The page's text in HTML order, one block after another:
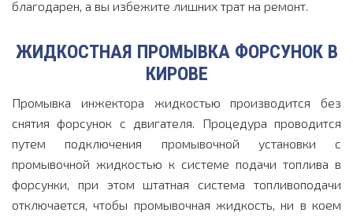
благодарен, а вы избежите лишних трат на ремонт.
ЖИДКОСТНАЯ ПРОМЫВКА ФОРСУНОК В
КИРОВЕ
Промывка инжектора жидкостью производится без
снятия форсунок с двигателя. Процедура проводится
путем подключения промывочной установки с
промывочной жидкостью к системе подачи топлива в
форсунки, при этом штатная система топливоподачи
отключается, чтобы промывочная жидкость, ни в коем